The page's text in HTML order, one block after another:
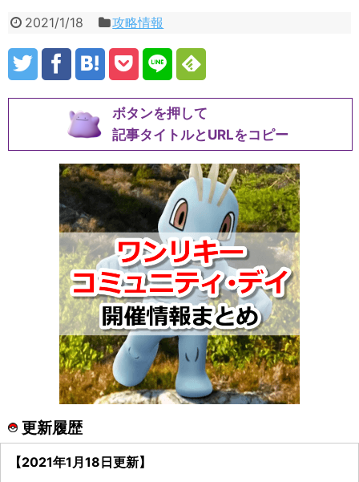
2021/1/18 攻略情報
ボタンを押して
記事タイトルとURLをコピー
更新履歴
【2021年1月18日更新】